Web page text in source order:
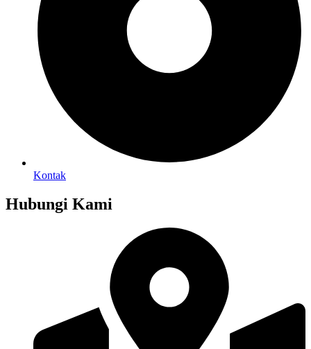
Kontak
Hubungi Kami